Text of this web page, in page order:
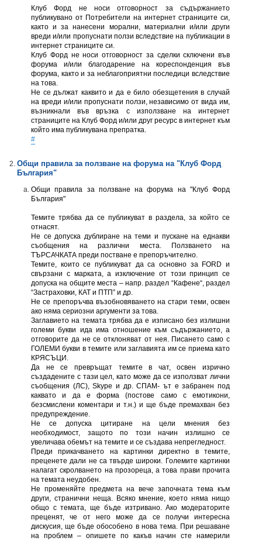
Клуб Форд не носи отговорност за съдържанието
публикувано от Потребители на интернет страниците си,
както и за нанесени морални, материални и/или други
вреди и/или пропуснати ползи вследствие на публикации в
интернет страниците си.
Клуб Форд не носи отговорност за сделки сключени във
форума и/или благодарение на кореспонденция във
форума, както и за неблагоприятни последици вследствие
на това.
Не се дължат каквито и да е било обезщетения в случай
на вреди и/или пропуснати ползи, независимо от вида им,
възникнали във връзка с използване на интернет
страниците на Клуб Форд и/или друг ресурс в интернет към
който има публикувана препратка.
#
Общи правила за ползване на форумa на "Клуб Форд
България"
Общи правила за ползване на форумa на "Клуб Форд
България"
Темите трябва да се публикуват в раздела, за който се
отнасят.
Не се допуска дублиране на теми и пускане на еднакви
съобщения на различни места. Ползването на
ТЪРСАЧКАТА преди постване e препоръчително.
Темите, които се публикуват да са основно за FORD и
свързани с марката, а изключение от този принцип се
допуска на общите места – напр. раздел “Кафене“, раздел
“Застраховки, КАТ и ПТП” и др.
Не се препоръчва възобновяването на стари теми, освен
ако няма сериозни аргументи за това.
Заглавието на темата трябва да е изписано без излишни
големи букви ида има отношение към съдържанието, a
отговорите да не се отклоняват от нея. Писането само с
ГОЛЕМИ букви в темите или заглавията им се приема като
КРЯСЪЦИ.
Да не се превръщат темите в чат, освен изрично
създадените с тази цел, като може да се използват лични
съобщения (ЛС), Skype и др. СПАМ- ът е забранен под
каквато и да е форма (постове само с емотикони,
безсмислени коментари и т.н.) и ще бъде премахван без
предупреждение.
Не се допуска цитиране на цели мнения без
необходимост, защото по този начин излишно се
увеличава обемът на темите и се създава непрегледност.
Преди прикачването на картинки директно в темите,
преценете дали не са твърде широки. Големите картинки
налагат скролването на прозореца, а това прави прочита
на темата неудобен.
Не променяйте предмета на вече започната тема към
други, странични неща. Всяко мнение, което няма нищо
общо с темата, ще бъде изтривано. Ако модераторите
преценят, че от него може да се получи интересна
дискусия, ще бъде обособено в нова тема. При решаване
на проблем – опишете по какъв начин сте намерили